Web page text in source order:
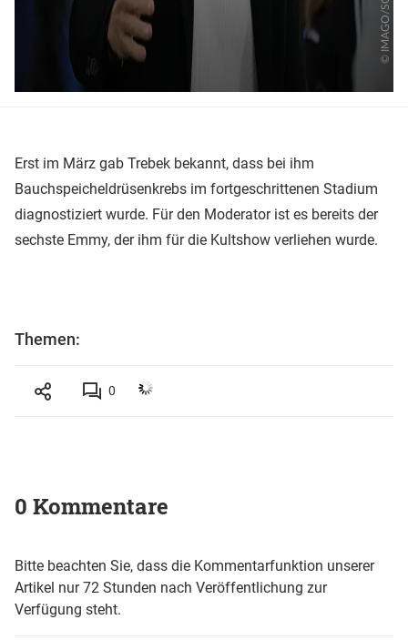
Erst im März gab Trebek bekannt, dass bei ihm
Bauchspeicheldrüsenkrebs im fortgeschrittenen Stadium
diagnostiziert wurde. Für den Moderator ist es bereits der
sechste Emmy, der ihm für die Kultshow verliehen wurde.
Themen:
0
0 Kommentare
Bitte beachten Sie, dass die Kommentarfunktion unserer
Artikel nur 72 Stunden nach Veröffentlichung zur
Verfügung steht.